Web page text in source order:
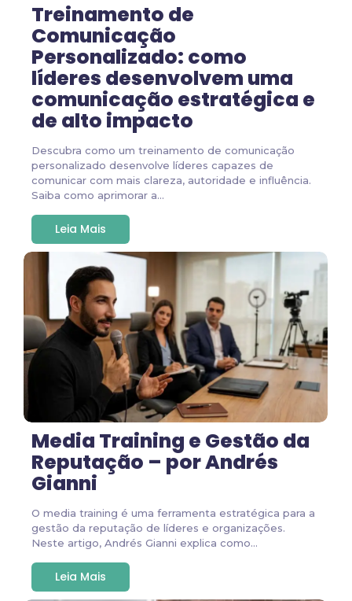
Treinamento de
Comunicação
Personalizado: como
líderes desenvolvem uma
comunicação estratégica e
de alto impacto
Descubra como um treinamento de comunicação
personalizado desenvolve líderes capazes de
comunicar com mais clareza, autoridade e influência.
Saiba como aprimorar a...
Leia Mais
Media Training e Gestão da
Reputação – por Andrés
Gianni
O media training é uma ferramenta estratégica para a
gestão da reputação de líderes e organizações.
Neste artigo, Andrés Gianni explica como...
Leia Mais